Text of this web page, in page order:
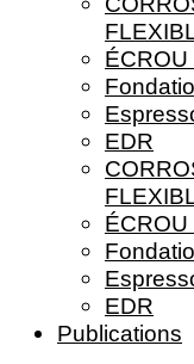
ÉCROU
EDR
ÉCROU
EDR
Publications